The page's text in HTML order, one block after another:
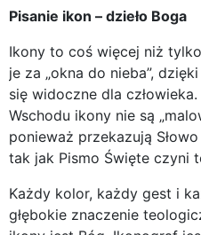
Pisanie ikon – dzieło Boga
Ikony to coś więcej niż
je za „okna do nieba”,
się widoczne dla
Wschodu ikony nie są
ponieważ przekazują
tak jak Pismo Święte czyni
Każdy kolor, każdy gest i
głębokie znaczenie